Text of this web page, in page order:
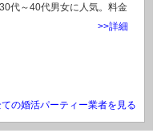
代～40代男女に人気。料金
>>詳細
の婚活パーティー業者を見る